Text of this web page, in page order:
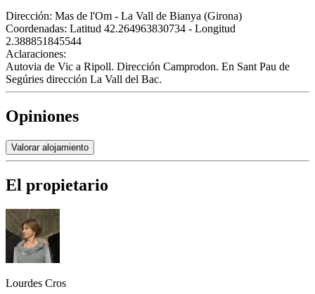
Dirección: Mas de l'Om - La Vall de Bianya (Girona)
Coordenadas: Latitud 42.264963830734 - Longitud
2.388851845544
Aclaraciones:
Autovia de Vic a Ripoll. Dirección Camprodon. En Sant Pau de
Segúries dirección La Vall del Bac.
Opiniones
Valorar alojamiento
El propietario
Lourdes Cros